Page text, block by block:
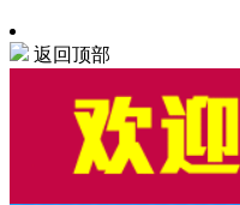
返回顶部